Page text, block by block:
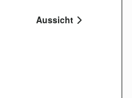
Aussicht